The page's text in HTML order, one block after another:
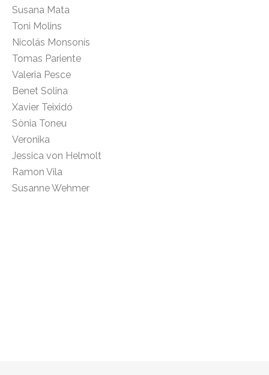
Susana Mata
Toni Molins
Nicolás Monsonís
Tomas Pariente
Valeria Pesce
Benet Solina
Xavier Teixidó
Sònia Toneu
Veronika
Jessica von Helmolt
Ramon Vila
Susanne Wehmer